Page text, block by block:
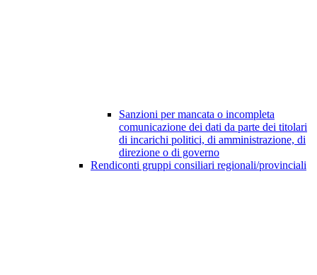
Sanzioni per mancata o incompleta
comunicazione dei dati da parte dei titolari
di incarichi politici, di amministrazione, di
direzione o di governo
Rendiconti gruppi consiliari regionali/provinciali